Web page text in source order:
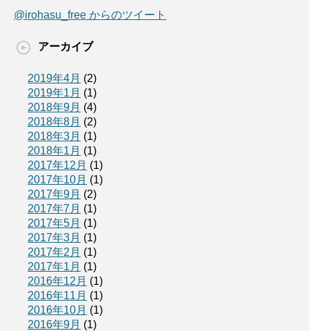
@irohasu_free からのツイート
アーカイブ
2019年4月 (2)
2019年1月 (1)
2018年9月 (4)
2018年8月 (2)
2018年3月 (1)
2018年1月 (1)
2017年12月 (1)
2017年10月 (1)
2017年9月 (2)
2017年7月 (1)
2017年5月 (1)
2017年3月 (1)
2017年2月 (1)
2017年1月 (1)
2016年12月 (1)
2016年11月 (1)
2016年10月 (1)
2016年9月 (1)